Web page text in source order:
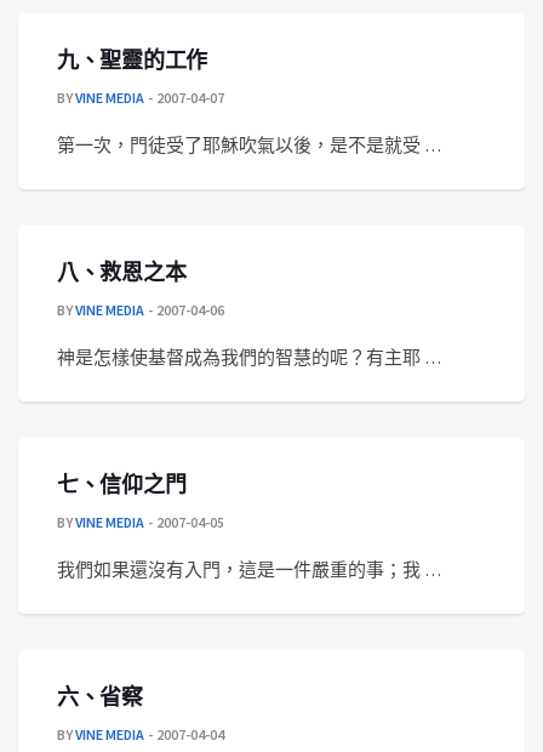
九、聖靈的工作
BYVINE MEDIA 2007-04-07
第一次，門徒受了耶穌吹氣以後，是不是就受 …
八、救恩之本
BYVINE MEDIA 2007-04-06
神是怎樣使基督成為我們的智慧的呢？有主耶 …
七、信仰之門
BYVINE MEDIA 2007-04-05
我們如果還沒有入門，這是一件嚴重的事；我 …
六、省察
BYVINE MEDIA 2007-04-04